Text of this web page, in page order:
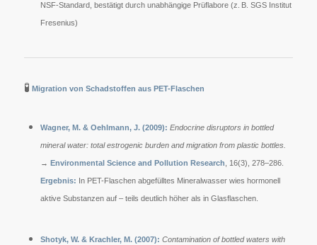
NSF-Standard, bestätigt durch unabhängige Prüflabore (z. B. SGS Institut
Fresenius)
🧪 Migration von Schadstoffen aus PET-Flaschen
Wagner, M. & Oehlmann, J. (2009): Endocrine disruptors in bottled
mineral water: total estrogenic burden and migration from plastic bottles.
→ Environmental Science and Pollution Research , 16(3), 278–286.
Ergebnis: In PET-Flaschen abgefülltes Mineralwasser wies hormonell
aktive Substanzen auf – teils deutlich höher als in Glasflaschen.
Shotyk, W. & Krachler, M. (2007): Contamination of bottled waters with